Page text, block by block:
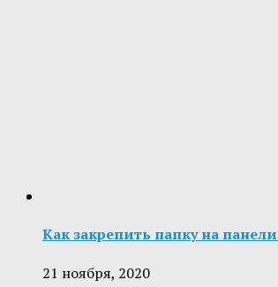
Как закрепить папку на
21 ноября, 2020